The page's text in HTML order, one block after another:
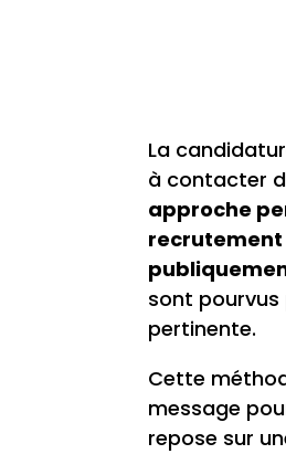
La
à contacter
approche
recrutement
sont
pertinente.
Cette
message
repose sur